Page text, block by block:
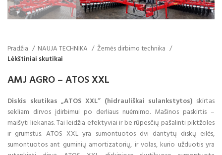
Pradžia NAUJA TECHNIKA
Žemės dirbimo technika
Lėkštiniai skutikai
AMJ AGRO – ATOS XXL
Diskis skutikas „ATOS XXL“ (hidrauliškai sulankstytos) skirtas
sekliam dirvos įdirbimui po derliaus nuėmimo. Mašinos paskirtis –
maišyti liekanas. Tai leidžia efektyviai ir be rūpesčių pašalinti piktžoles
ir grumstus. ATOS XXL yra sumontuotos dvi dantytų diskų eilės,
sumontuotos ant guminių amortizatorių, ir volas, kurio užduotis yra